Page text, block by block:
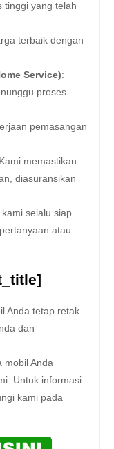
tinggi yang telah
terbaik dengan
Service):
proses
pemasangan
memastikan
diasuransikan
selalu siap
atau
Anda tetap retak
dan
mobil Anda
Untuk informasi
kami pada